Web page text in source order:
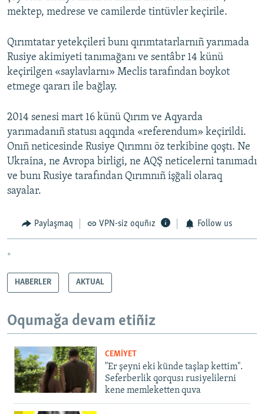
mektep, medrese ve camilerde tintüvler keçirile.
Qırımtatar yetekçileri bunı qırımtatarlarnıñ yarımada
Rusiye akimiyeti tanımağanı ve sentâbr 14 künü
keçirilgen «saylavlarnı» Meclis tarafından boykot
etmege qararı ile bağlay.
2014 senesi mart 16 künü Qırım ve Aqyarda
yarımadanıñ statusı aqqında «referendum» keçirildi.
Onıñ neticesinde Rusiye Qırımnı öz terkibine qoştı. Ne
Ukraina, ne Avropa birligi, ne AQŞ neticelerni tanımadı
ve bunı Rusiye tarafından Qırımnıñ işğali olaraq
sayalar.
Paylaşmaq VPN-siz oquñız Follow us
*
HABERLER AKTUAL
Oqumağa devam etiñiz
CEMİYET
"Er şeyni eki künde taşlap kettim".
Seferberlik qorqusı rusiyelilerni
kene memleketten quva